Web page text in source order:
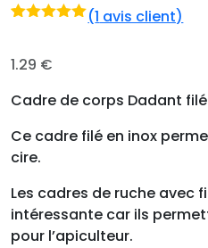
sur
notation
(1 avis client)
1.29 €
Cadre de corps Dadant
Ce cadre filé en inox
cire.
Les cadres de ruche avec
intéressante car ils
pour l’apiculteur.